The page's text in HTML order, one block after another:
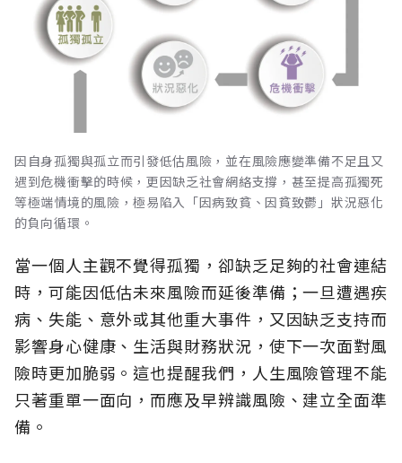
因自身孤獨與孤立而引發低估風險，並在風險應變準備不足且又
遇到危機衝擊的時候，更因缺乏社會網絡支撐，甚至提高孤獨死
等極端情境的風險，極易陷入「因病致貧、因貧致鬱」狀況惡化
的負向循環。
當一個人主觀不覺得孤獨，卻缺乏足夠的社會連結
時，可能因低估未來風險而延後準備；一旦遭遇疾
病、失能、意外或其他重大事件，又因缺乏支持而
影響身心健康、生活與財務狀況，使下一次面對風
險時更加脆弱。這也提醒我們，人生風險管理不能
只著重單一面向，而應及早辨識風險、建立全面準
備。